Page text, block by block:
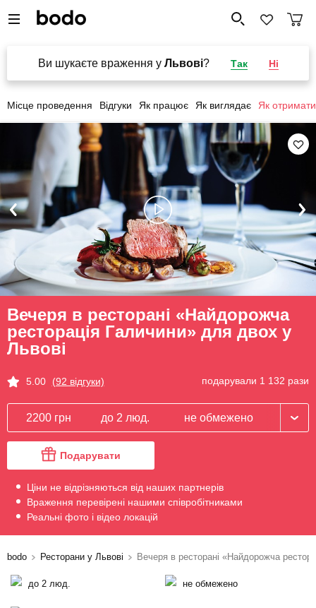
Ви шукаєте враження у Львові? Так Ні
Місце проведення Відгуки Як працює Як виглядає Як отримати
Вечеря в ресторані «Найдорожча
ресторація Галичини» для двох у
Львові
5.00 (92 відгуки) подарували 1 132 рази
2200 грн до 2 люд. не обмежено
Подарувати
Ціни не відрізняються від наших партнерів
Враження перевірені нашими співробітниками
Реальні фото і відео локацій
bodo Ресторани у Львові Вечеря в ресторані «Найдорожча
до 2 люд. не обмежено